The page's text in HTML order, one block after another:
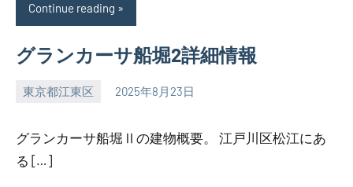
Continue reading
グランカーサ船堀2詳細情報
東京都江東区 2025年8月23日
SEZIMO
グランカーサ船堀Ⅱの建物概要。 江戸川区松江にあ
る […]